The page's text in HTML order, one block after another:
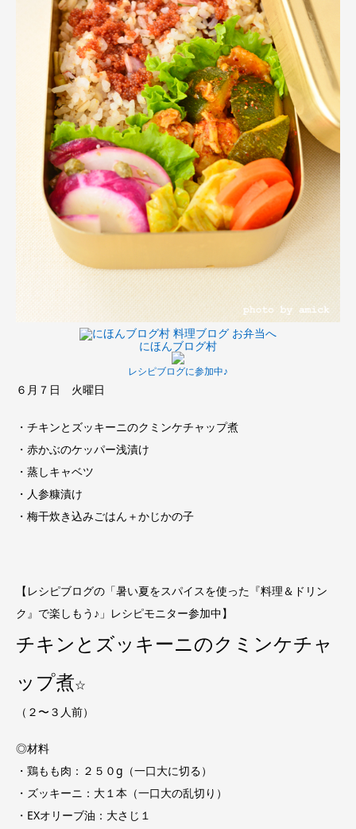
にほんブログ村
レシピブログに参加中♪
６月７日 火曜日
・チキンとズッキーニのクミンケチャップ煮
・赤かぶのケッパー浅漬け
・蒸しキャベツ
・人参糠漬け
・梅干炊き込みごはん＋かじかの子
【レシピブログの「暑い夏をスパイスを使った『料理＆ドリン
ク』で楽しもう♪」レシピモニター参加中】
チキンとズッキーニのクミンケチャ
ップ煮☆
（２〜３人前）
◎材料
・鶏もも肉：２５０g（一口大に切る）
・ズッキーニ：大１本（一口大の乱切り）
・EXオリーブ油：大さじ１